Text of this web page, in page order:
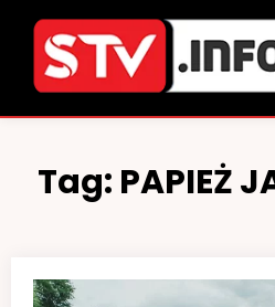
Tag: PAPIEŻ